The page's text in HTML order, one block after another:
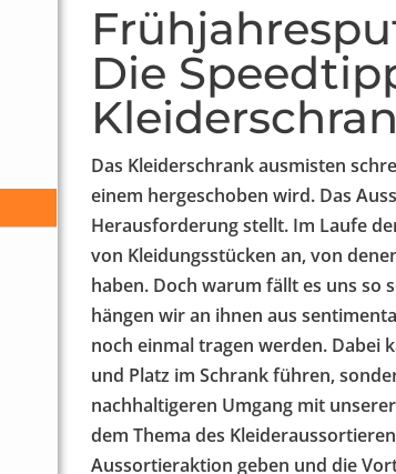
Die
Das Kleiderschrank ausmisten
einem hergeschoben wird. Das
Herausforderung stellt. Im Laufe
von Kleidungsstücken an, von
haben. Doch warum fällt es uns so
hängen wir an ihnen aus
noch einmal tragen werden. Dabei
und Platz im Schrank führen,
nachhaltigeren Umgang mit
dem Thema des
Aussortieraktion geben und die